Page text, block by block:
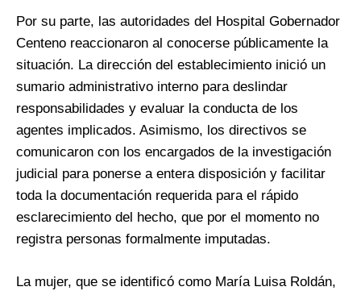
Por su parte, las autoridades del Hospital Gobernador
Centeno reaccionaron al conocerse públicamente la
situación. La dirección del establecimiento inició un
sumario administrativo interno para deslindar
responsabilidades y evaluar la conducta de los
agentes implicados. Asimismo, los directivos se
comunicaron con los encargados de la investigación
judicial para ponerse a entera disposición y facilitar
toda la documentación requerida para el rápido
esclarecimiento del hecho, que por el momento no
registra personas formalmente imputadas.
La mujer, que se identificó como María Luisa Roldán,